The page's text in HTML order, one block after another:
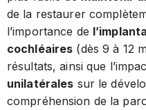
de la restaurer
l’importance de
cochléaires (dès 9 à 12
résultats, ainsi que
unilatérales sur le
compréhension de la